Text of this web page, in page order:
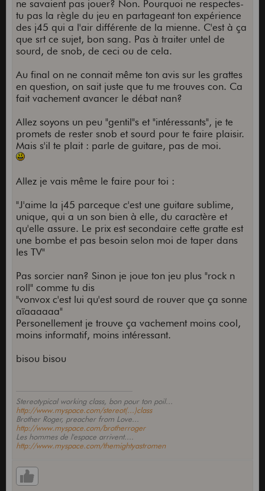
ne savaient pas jouer? Non. Pourquoi ne respectes-
tu pas la règle du jeu en partageant ton expérience
des j45 qui a l'air différente de la mienne. C'est à ça
que srt ce sujet, bon sang. Pas à traiter untel de
sourd, de snob, de ceci ou de cela.
Au final on ne connait même ton avis sur les grattes
en question, on sait juste que tu me trouves con. Ca
fait vachement avancer le débat nan?
Allez soyons un peu "gentil"s et "intéressants", je te
promets de rester snob et sourd pour te faire plaisir.
Mais s'il te plait : parle de guitare, pas de moi.
Allez je vais même le faire pour toi :
"J'aime la j45 parceque c'est une guitare sublime,
unique, qui a un son bien à elle, du caractère et
qu'elle assure. Le prix est secondaire cette gratte est
une bombe et pas besoin selon moi de taper dans
les TV"
Pas sorcier nan? Sinon je joue ton jeu plus "rock n
roll" comme tu dis
"vonvox c'est lui qu'est sourd de rouver que ça sonne
aïaaaaaa"
Personellement je trouve ça vachement moins cool,
moins informatif, moins intéressant.
bisou bisou
Stereotypical working class, bon pour ton poil...
http://www.myspace.com/stereot(...)class
Brother Roger, preacher from Love...
http://www.myspace.com/brotherroger
Les hommes de l'espace arrivent....
http://www.myspace.com/themightyastromen